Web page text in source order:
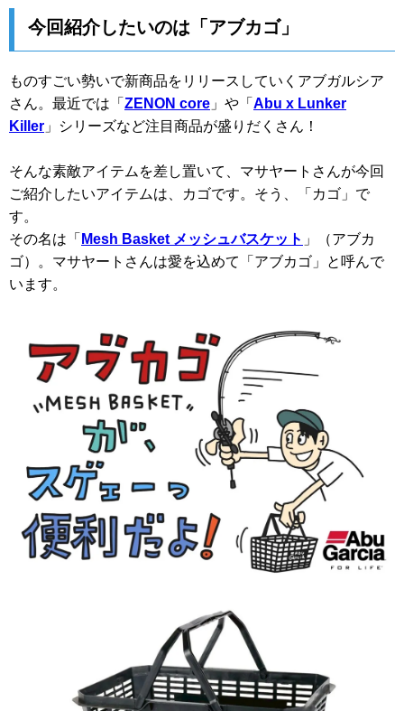
今回紹介したいのは「アブカゴ」
ものすごい勢いで新商品をリリースしていくアブガルシア
さん。最近では「 ZENON core 」や「 Abu x Lunker
Killer 」シリーズなど注目商品が盛りだくさん！
そんな素敵アイテムを差し置いて、マサヤートさんが今回
ご紹介したいアイテムは、カゴです。そう、「カゴ」で
す。
その名は「 Mesh Basket メッシュバスケット 」（アブカ
ゴ）。マサヤートさんは愛を込めて「アブカゴ」と呼んで
います。